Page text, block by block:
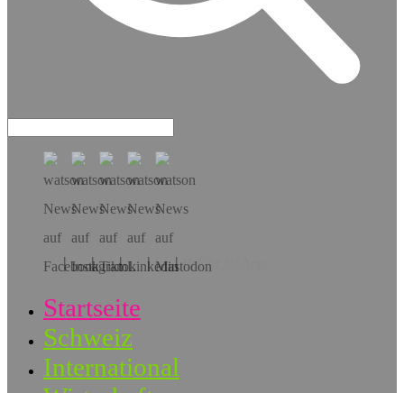
Hol dir die App!
Startseite
Schweiz
International